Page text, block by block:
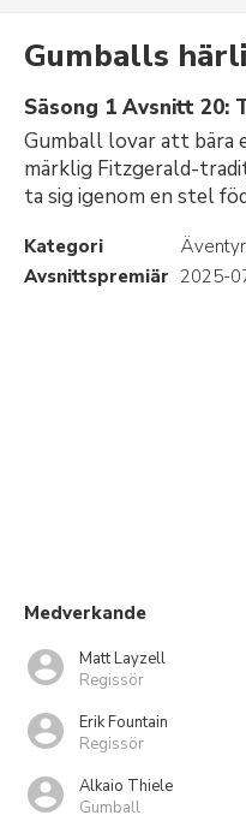
Gumballs
Säsong 1 Avsnitt 20:
Gumball lovar att bära
märklig Fitzgerald-
ta sig igenom en stel
Kategori
Avsnittspremiär 2025-
Medverkande
Matt Layzell
Regissör
Erik Fountain
Regissör
Alkaio Thiele
Gumball